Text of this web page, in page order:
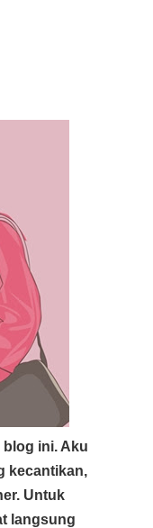
blog ini. Aku
kecantikan,
Untuk
langsung